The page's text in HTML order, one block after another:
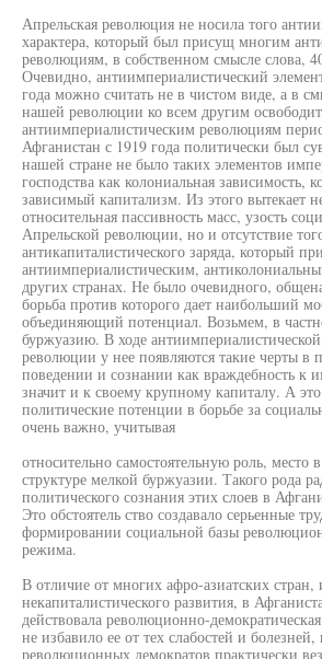
Апрельская революция не носила того
характера, который был присущ многим
революциям, в собственном смысле слова,
Очевидно, антиимпериалистический
года можно считать не в чистом виде, а в
нашей революции ко всем другим
антиимпериалистическим революциям
Афганистан с 1919 года политически был
нашей стране не было таких элементов
господства как колониальная зависимость,
зависимый капитализм. Из этого вытекает
относительная пассивность масс, узость
Апрельской революции, но и отсутствие
антикапиталистического заряда, который
антиимпериалистическим,
других странах. Не было очевидного,
борьба против которого дает наибольший
объединяющий потенциал. Возьмем, в
буржуазию. В ходе
революции у нее появляются такие черты в
поведении и сознании как враждебность к
значит и к своему крупному капиталу. А
политические потенции в борьбе за
очень важно, учитывая
относительно самостоятельную роль, место
структуре мелкой буржуазии. Такого рода
политического сознания этих слоев в
Это обстоятель ство создавало серьенные
формировании социальной базы
режима.
В отличие от многих афро-азиатских
некапиталистического развития, в
действовала революционно-
не избавило ее от тех слабостей и
революционных демократов практически